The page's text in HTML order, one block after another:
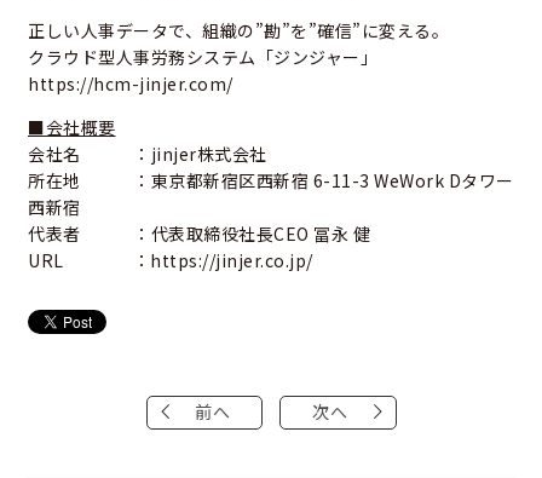
正しい人事データで、組織の”勘”を”確信”に変える。
クラウド型人事労務システム「ジンジャー」
https://hcm-jinjer.com/
■会社概要
会社名 ：jinjer株式会社
所在地 ：東京都新宿区西新宿 6-11-3 WeWork Dタワー
西新宿
代表者 ：代表取締役社長CEO 冨永 健
URL ： https://jinjer.co.jp/
前へ 次へ